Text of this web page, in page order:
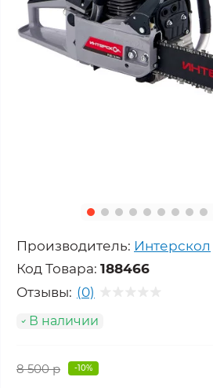
Производитель: Интерскол
Код Товара: 188466
Отзывы: (0)
В наличии
8 500 р -10%